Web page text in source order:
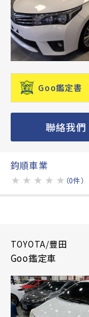
Goo鑑定書
聯絡我們
鈞順車業
★ ★ ★ ★ ★ （0件）
TOYOTA/豐田
Goo鑑定車